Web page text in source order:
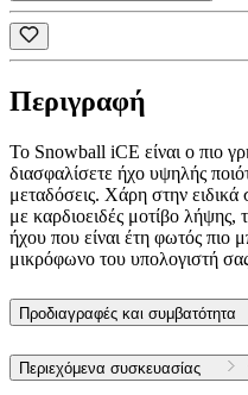
Περιγραφή
Το Snowball iCE είναι ο πιο
διασφαλίσετε ήχο υψηλής
μεταδόσεις. Χάρη στην
με καρδιοειδές μοτίβο λήψης,
ήχου που είναι έτη φωτός
μικρόφωνο του υπολογιστή
Προδιαγραφές και συμβατότητα
Περιεχόμενα συσκευασίας